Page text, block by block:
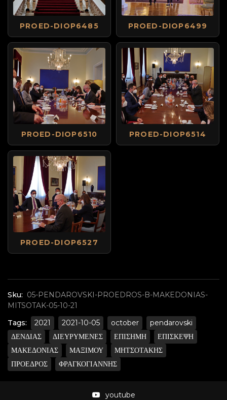
Sku: 05-PENDAROVSKI-PROEDROS-B-MAKEDONIAS-
MITSOTAK-05-10-21
Tags:
2021 2021-10-05 october
pendarovski
ΔΕΝΔΙΑΣ
ΔΙΕΥΡΥΜΕΝΕΣ ΕΠΙΣΗΜΗ
ΕΠΙΣΚΕΨΗ
ΜΑΚΕΔΟΝΙΑΣ
ΜΑΞΙΜΟΥ
ΜΗΤΣΟΤΑΚΗΣ
ΠΡΟΕΔΡΟΣ
ΦΡΑΓΚΟΓΙΑΝΝΗΣ
PROED-DIOP6485 PROED-DIOP6499
PROED-DIOP6510 PROED-DIOP6514
PROED-DIOP6527
youtube